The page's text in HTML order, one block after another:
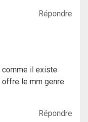
Répondre
comme il existe
offre le mm genre
Répondre